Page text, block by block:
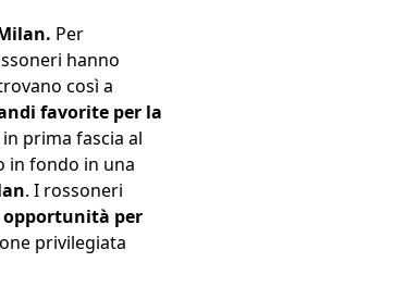
Per
hanno
così a
favorite per la
prima fascia al
in fondo in una
. I rossoneri
opportunità per
privilegiata